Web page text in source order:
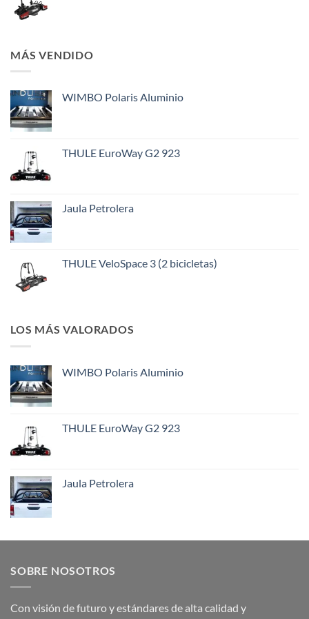
MÁS VENDIDO
WIMBO Polaris Aluminio
THULE EuroWay G2 923
Jaula Petrolera
THULE VeloSpace 3 (2 bicicletas)
LOS MÁS VALORADOS
WIMBO Polaris Aluminio
THULE EuroWay G2 923
Jaula Petrolera
SOBRE NOSOTROS
Con visión de futuro y estándares de alta calidad y